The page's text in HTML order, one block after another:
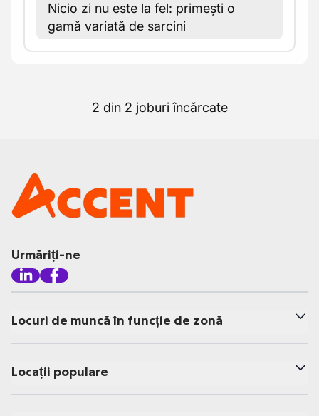
Nicio zi nu este la fel: primești o
gamă variată de sarcini
2 din 2 joburi încărcate
Urmăriți-ne
Locuri de muncă în funcție de zonă
Locații populare